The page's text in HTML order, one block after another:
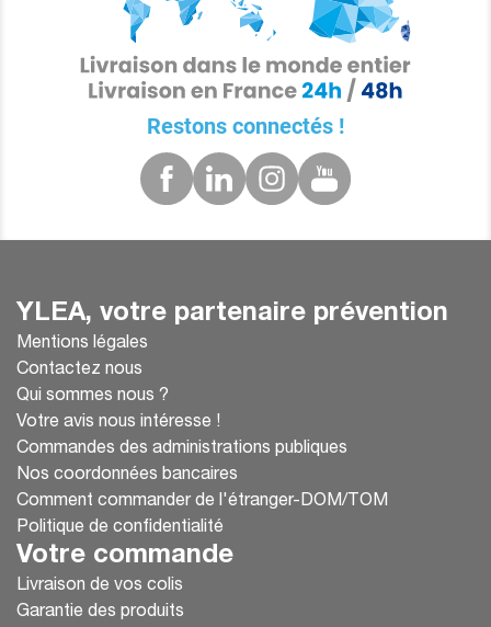
Restons connectés !
YLEA, votre partenaire prévention
Mentions légales
Contactez nous
Qui sommes nous ?
Votre avis nous intéresse !
Commandes des administrations publiques
Nos coordonnées bancaires
Comment commander de l'étranger-DOM/TOM
Politique de confidentialité
Votre commande
Livraison de vos colis
Garantie des produits